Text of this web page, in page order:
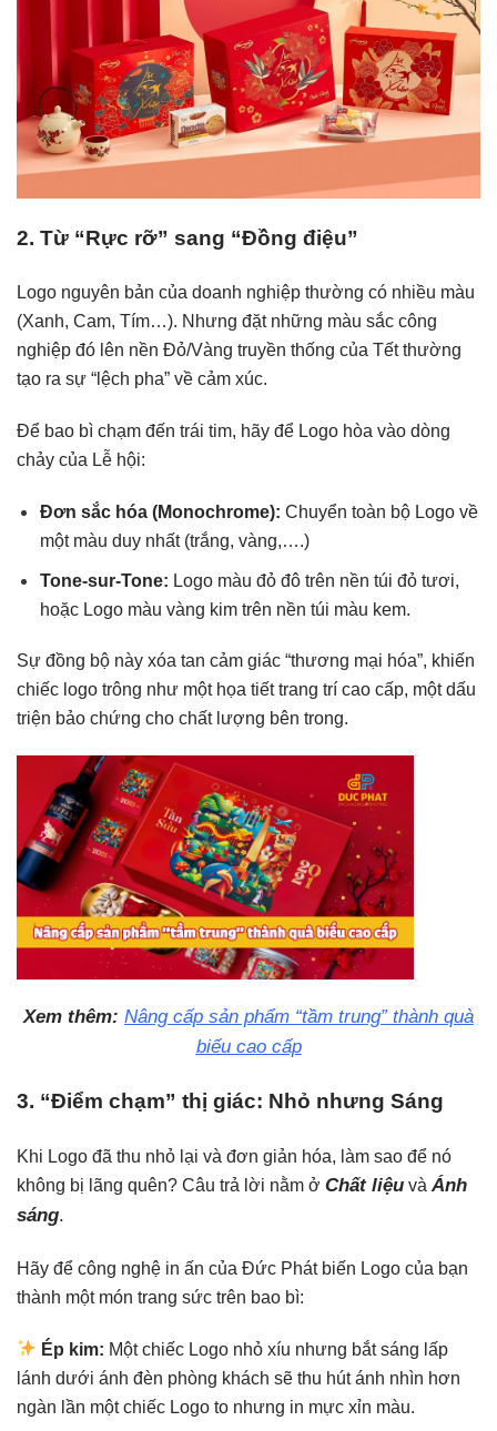
2. Từ “Rực rỡ” sang “Đồng điệu”
Logo nguyên bản của doanh nghiệp thường có nhiều màu
(Xanh, Cam, Tím…). Nhưng đặt những màu sắc công
nghiệp đó lên nền Đỏ/Vàng truyền thống của Tết thường
tạo ra sự “lệch pha” về cảm xúc.
Để bao bì chạm đến trái tim, hãy để Logo hòa vào dòng
chảy của Lễ hội:
Đơn sắc hóa (Monochrome): Chuyển toàn bộ Logo về
một màu duy nhất (trắng, vàng,….)
Tone-sur-Tone: Logo màu đỏ đô trên nền túi đỏ tươi,
hoặc Logo màu vàng kim trên nền túi màu kem.
Sự đồng bộ này xóa tan cảm giác “thương mại hóa”, khiến
chiếc logo trông như một họa tiết trang trí cao cấp, một dấu
triện bảo chứng cho chất lượng bên trong.
Xem thêm: Nâng cấp sản phẩm “tầm trung” thành quà
biếu cao cấp
3. “Điểm chạm” thị giác: Nhỏ nhưng Sáng
Khi Logo đã thu nhỏ lại và đơn giản hóa, làm sao để nó
không bị lãng quên? Câu trả lời nằm ở Chất liệu và Ánh
sáng.
Hãy để công nghệ in ấn của Đức Phát biến Logo của bạn
thành một món trang sức trên bao bì:
Ép kim: Một chiếc Logo nhỏ xíu nhưng bắt sáng lấp
lánh dưới ánh đèn phòng khách sẽ thu hút ánh nhìn hơn
ngàn lần một chiếc Logo to nhưng in mực xỉn màu.